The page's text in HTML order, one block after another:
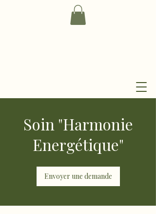
Soin "Harmonie
Energétique"
Envoyer une demande